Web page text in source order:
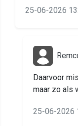
25-06-2026
Daarvoor
maar zo als
25-06-2026